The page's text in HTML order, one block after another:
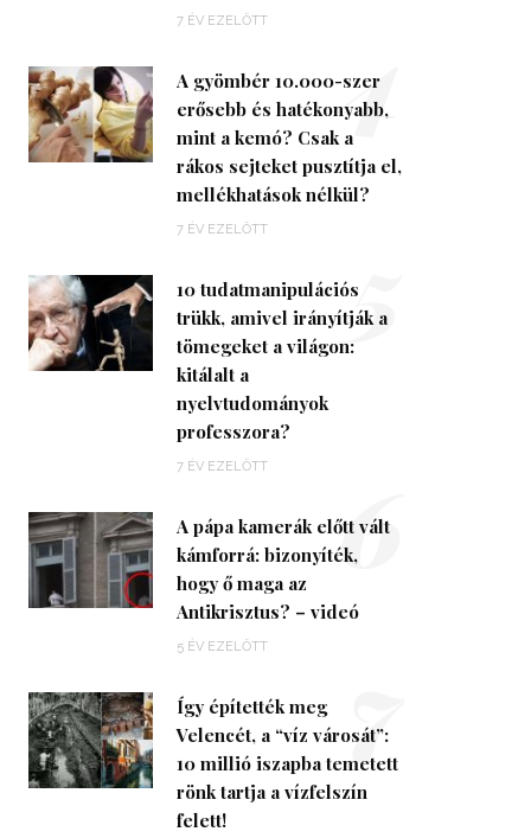
7 ÉV EZELŐTT
A gyömbér 10.000-szer
erősebb és hatékonyabb,
mint a kemó? Csak a
rákos sejteket pusztítja el,
mellékhatások nélkül?
7 ÉV EZELŐTT
4
10 tudatmanipulációs
trükk, amivel irányítják a
tömegeket a világon:
kitálalt a
nyelvtudományok
professzora?
7 ÉV EZELŐTT
5
A pápa kamerák előtt vált
kámforrá: bizonyíték,
hogy ő maga az
Antikrisztus? – videó
5 ÉV EZELŐTT
6
Így építették meg
Velencét, a “víz városát”:
10 millió iszapba temetett
rönk tartja a vízfelszín
felett!
7